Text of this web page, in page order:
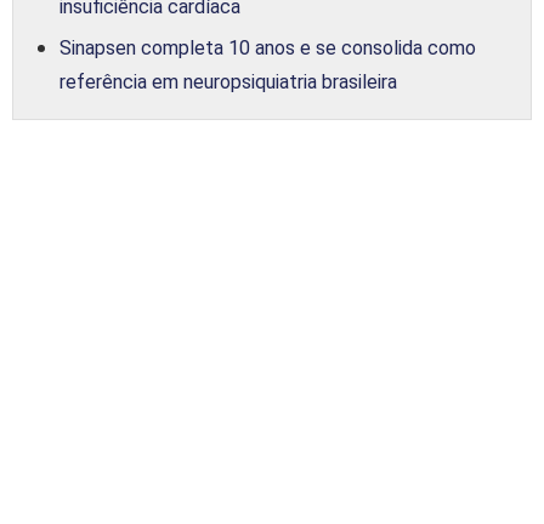
insuficiência cardíaca
Sinapsen completa 10 anos e se consolida como
referência em neuropsiquiatria brasileira